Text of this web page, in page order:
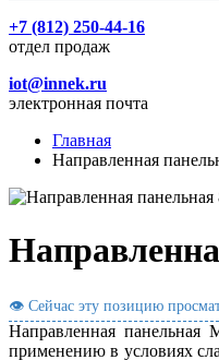
+7 (812) 250-44-16
отдел продаж
iot@innek.ru
электронная почта
Главная
Направленная
👁 Сейчас эту позицию
Направленная панельная
применению в условиях